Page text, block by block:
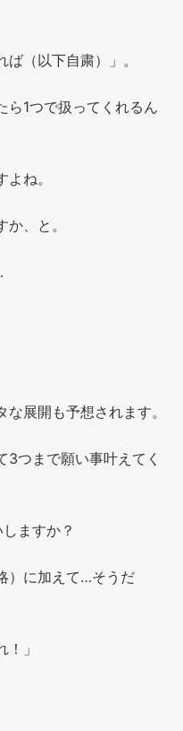
（以下自粛）」。
ら1つで扱ってくれるん
ね。
、と。
展開も予想されます。
3つまで願い事叶えてく
ますか？
）に加えて…そうだ
」